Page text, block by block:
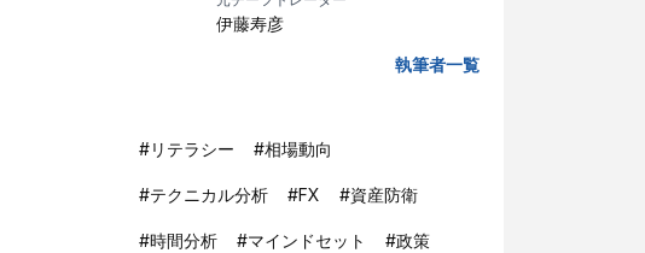
伊藤寿彦
執筆者一覧
#リテラシー #相場動向
#テクニカル分析 #FX #資産防衛
#時間分析 #マインドセット #政策